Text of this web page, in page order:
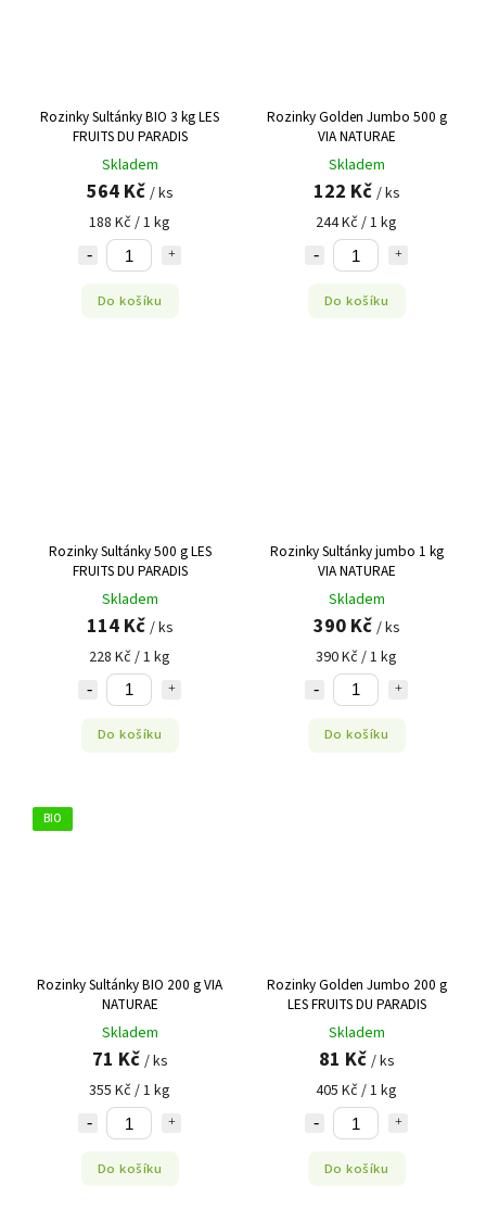
Rozinky Sultánky BIO 3 kg LES
FRUITS DU PARADIS
Skladem
564 Kč / ks
188 Kč / 1 kg
Do košíku
Rozinky Golden Jumbo 500 g
VIA NATURAE
Skladem
122 Kč / ks
244 Kč / 1 kg
Do košíku
Rozinky Sultánky 500 g LES
FRUITS DU PARADIS
Skladem
114 Kč / ks
228 Kč / 1 kg
Do košíku
Rozinky Sultánky jumbo 1 kg
VIA NATURAE
Skladem
390 Kč / ks
390 Kč / 1 kg
Do košíku
BIO
Rozinky Sultánky BIO 200 g VIA
NATURAE
Skladem
71 Kč / ks
355 Kč / 1 kg
Do košíku
Rozinky Golden Jumbo 200 g
LES FRUITS DU PARADIS
Skladem
81 Kč / ks
405 Kč / 1 kg
Do košíku